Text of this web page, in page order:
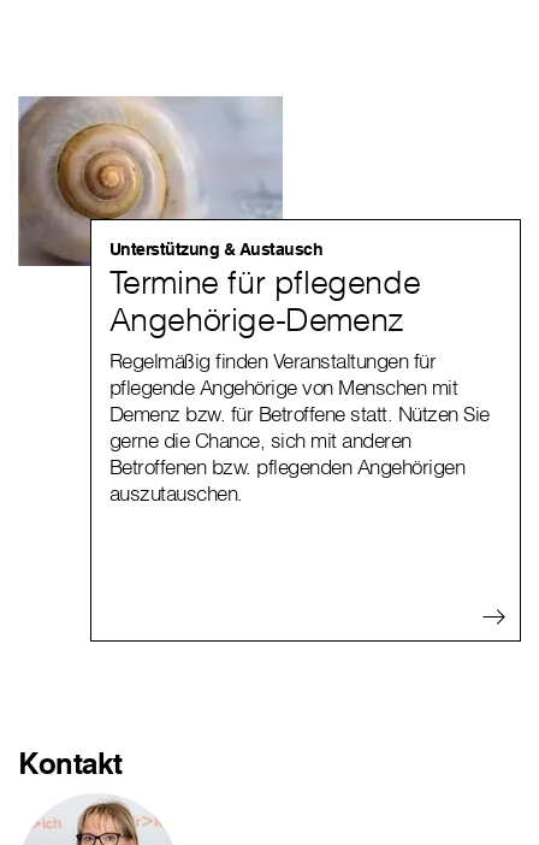
Unterstützung & Austausch
Termine für pflegende
Angehörige-Demenz
Regelmäßig finden Veranstaltungen für
pflegende Angehörige von Menschen mit
Demenz bzw. für Betroffene statt. Nützen Sie
gerne die Chance, sich mit anderen
Betroffenen bzw. pflegenden Angehörigen
auszutauschen.
Kontakt